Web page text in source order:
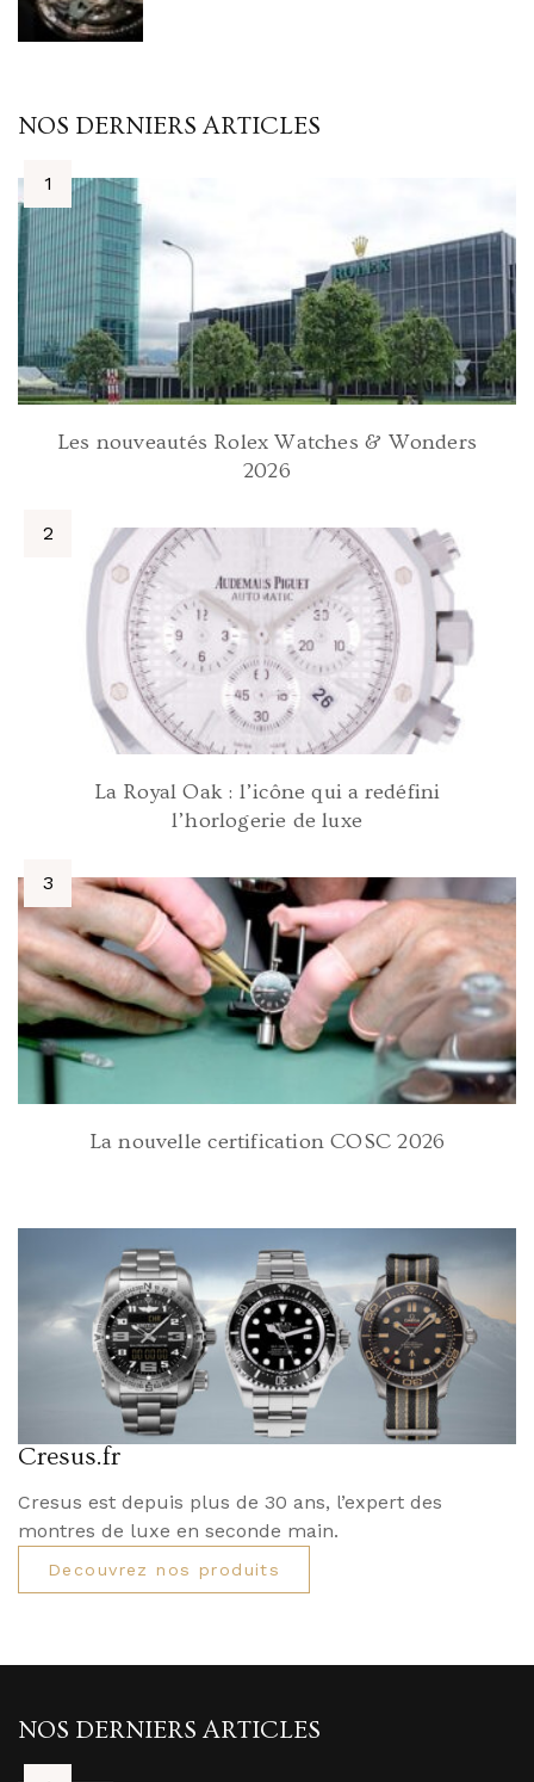
NOS DERNIERS ARTICLES
Les nouveautés Rolex Watches & Wonders
2026
La Royal Oak : l’icône qui a redéfini
l’horlogerie de luxe
La nouvelle certification COSC 2026
Cresus.fr
Cresus est depuis plus de 30 ans, l’expert des
montres de luxe en seconde main.
Decouvrez nos produits
NOS DERNIERS ARTICLES